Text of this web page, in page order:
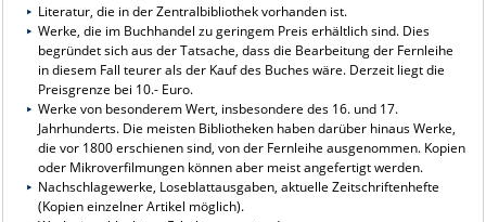
Literatur, die in der Zentralbibliothek vorhanden ist.
Werke, die im Buchhandel zu geringem Preis erhältlich sind. Dies
begründet sich aus der Tatsache, dass die Bearbeitung der Fernleihe
in diesem Fall teurer als der Kauf des Buches wäre. Derzeit liegt die
Preisgrenze bei 10.- Euro.
Werke von besonderem Wert, insbesondere des 16. und 17.
Jahrhunderts. Die meisten Bibliotheken haben darüber hinaus Werke,
die vor 1800 erschienen sind, von der Fernleihe ausgenommen. Kopien
oder Mikroverfilmungen können aber meist angefertigt werden.
Nachschlagewerke, Loseblattausgaben, aktuelle Zeitschriftenhefte
(Kopien einzelner Artikel möglich).